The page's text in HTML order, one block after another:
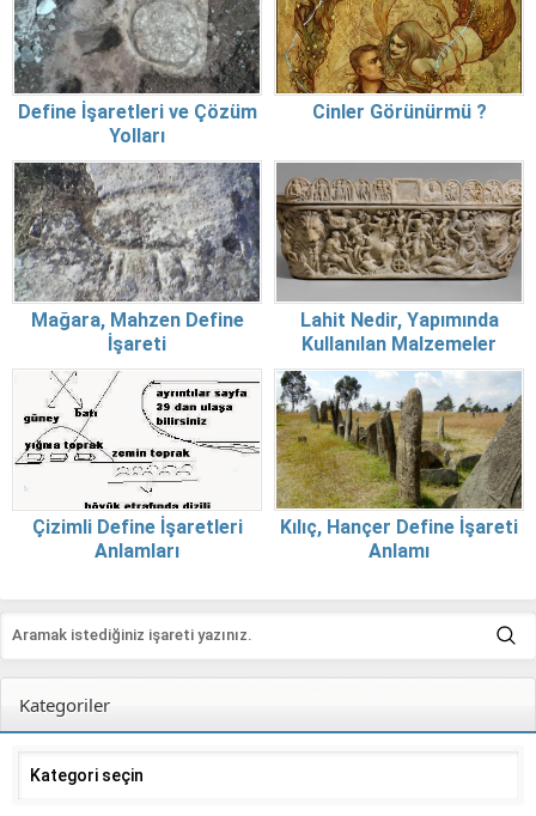
Define İşaretleri ve Çözüm
Yolları
Cinler Görünürmü ?
Mağara, Mahzen Define
İşareti
Lahit Nedir, Yapımında
Kullanılan Malzemeler
Çizimli Define İşaretleri
Anlamları
Kılıç, Hançer Define İşareti
Anlamı
Kategoriler
Kategoriler